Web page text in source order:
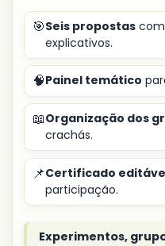
🎯Seis propostas
explicativos.
🧠Painel temático
📖Organização dos
crachás.
📌Certificado
participação.
Experimentos,